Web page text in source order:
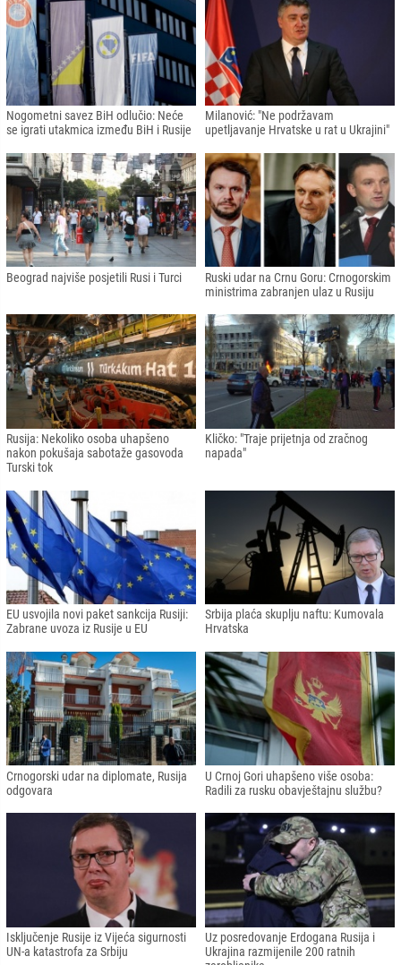
Nogometni savez BiH odlučio: Neće
se igrati utakmica između BiH i Rusije
Milanović: "Ne podržavam
upetljavanje Hrvatske u rat u Ukrajini"
Beograd najviše posjetili Rusi i Turci
Ruski udar na Crnu Goru: Crnogorskim
ministrima zabranjen ulaz u Rusiju
Rusija: Nekoliko osoba uhapšeno
nakon pokušaja sabotaže gasovoda
Turski tok
Kličko: "Traje prijetnja od zračnog
napada"
EU usvojila novi paket sankcija Rusiji:
Zabrane uvoza iz Rusije u EU
Srbija plaća skuplju naftu: Kumovala
Hrvatska
Crnogorski udar na diplomate, Rusija
odgovara
U Crnoj Gori uhapšeno više osoba:
Radili za rusku obavještajnu službu?
Isključenje Rusije iz Vijeća sigurnosti
UN-a katastrofa za Srbiju
Uz posredovanje Erdogana Rusija i
Ukrajina razmijenile 200 ratnih